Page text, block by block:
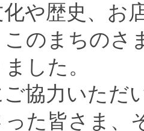
化や歴史、お
このまちのさ
した。
協力いただ
った皆さま、